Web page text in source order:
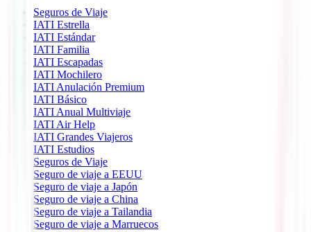
Seguros de Viaje
IATI Estrella
IATI Estándar
IATI Familia
IATI Escapadas
IATI Mochilero
IATI Anulación Premium
IATI Básico
IATI Anual Multiviaje
IATI Air Help
IATI Grandes Viajeros
IATI Estudios
Seguros de Viaje
Seguro de viaje a EEUU
Seguro de viaje a Japón
Seguro de viaje a China
Seguro de viaje a Tailandia
Seguro de viaje a Marruecos